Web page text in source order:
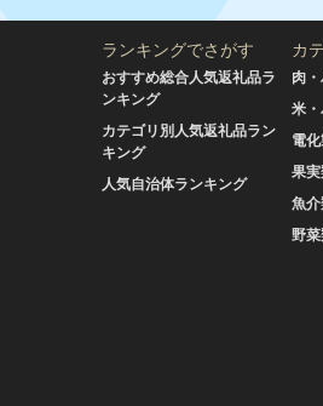
ランキングでさがす
おすすめ総合人気返礼品ラ
ンキング
カテゴリ別人気返礼品ラン
キング
人気自治体ランキング
カ
肉
米
電
果
魚
野